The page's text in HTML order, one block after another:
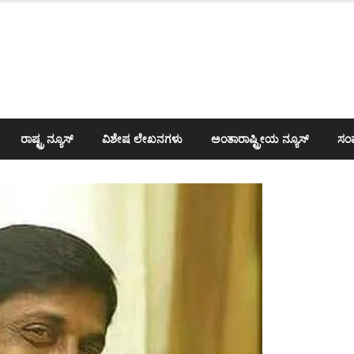
ರಾಷ್ಟ್ರ ನ್ಯೂಸ್ ವಿಶೇಷ ಲೇಖನಗಳು ಅಂತಾರಾಷ್ಟ್ರೀಯ ನ್ಯೂಸ್